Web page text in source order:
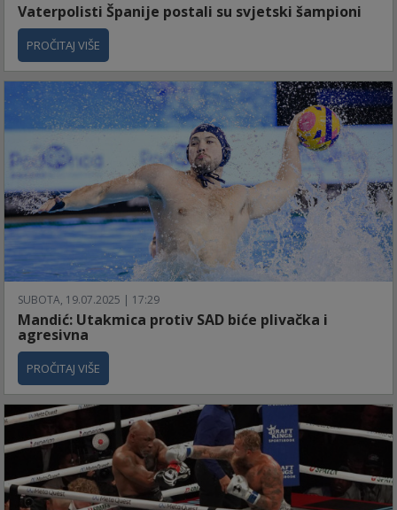
Vaterpolisti Španije postali su svjetski šampioni
PROČITAJ VIŠE
SUBOTA, 19.07.2025 | 17:29
Mandić: Utakmica protiv SAD biće plivačka i
agresivna
PROČITAJ VIŠE